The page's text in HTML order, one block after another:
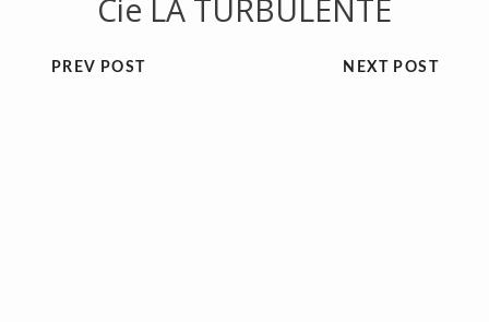
Cie LA TURBULENTE
NEXT POST
PREV POST